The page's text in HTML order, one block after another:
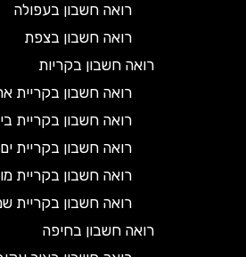
רואה חשבון בעפולה
רואה חשבון בצפת
רואה חשבון בקריות
רואה חשבון בקריית אתא
רואה חשבון בקריית ביאליק
רואה חשבון בקריית ים
רואה חשבון בקריית מוצקין
רואה חשבון בקריית שמונה
רואה חשבון בחיפה